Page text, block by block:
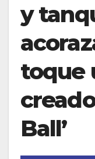
y
toque
Ball’